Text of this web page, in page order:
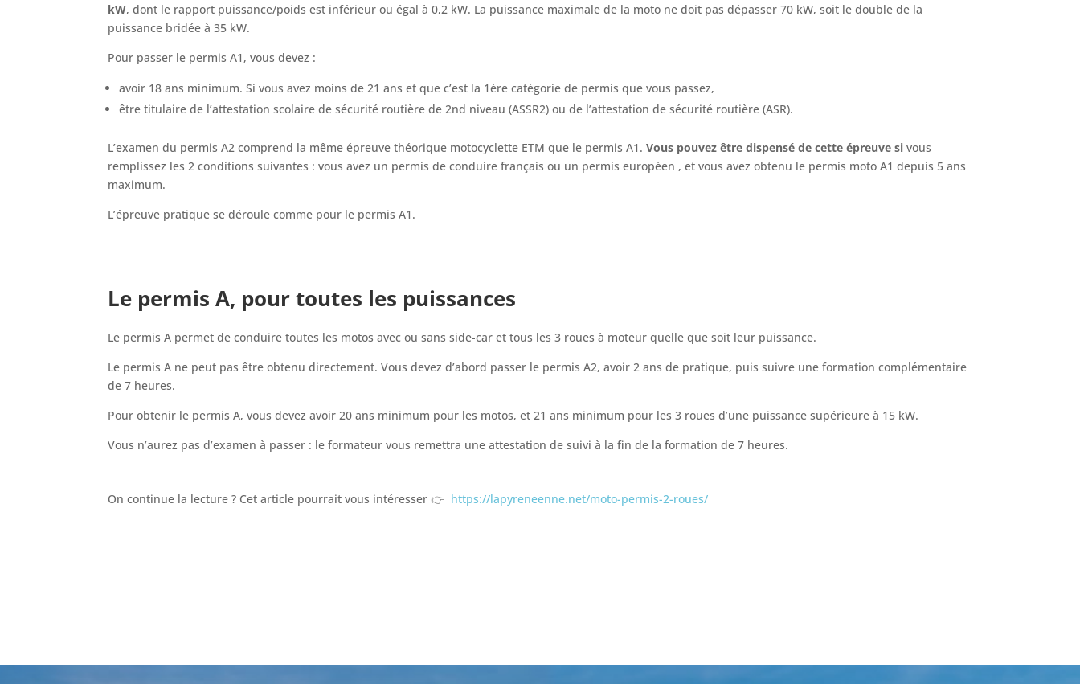
kW, dont le rapport puissance/poids est inférieur ou égal à 0,2 kW. La puissance maximale de la moto ne doit pas dépasser 70 kW, soit le double de la
puissance bridée à 35 kW.
Pour passer le permis A1, vous devez :
avoir 18 ans minimum. Si vous avez moins de 21 ans et que c’est la 1ère catégorie de permis que vous passez,
être titulaire de l’attestation scolaire de sécurité routière de 2nd niveau (ASSR2) ou de l’attestation de sécurité routière (ASR).
L’examen du permis A2 comprend la même épreuve théorique motocyclette ETM que le permis A1.Vous pouvez être dispensé de cette épreuve si vous
remplissez les 2 conditions suivantes : vous avez un permis de conduire français ou un permis européen , et vous avez obtenu le permis moto A1 depuis 5 ans
maximum.
L’épreuve pratique se déroule comme pour le permis A1.
Le permis A, pour toutes les puissances
Le permis A permet de conduire toutes les motos avec ou sans side-car et tous les 3 roues à moteur quelle que soit leur puissance.
Le permis A ne peut pas être obtenu directement. Vous devez d’abord passer le permis A2, avoir 2 ans de pratique, puis suivre une formation complémentaire
de 7 heures.
Pour obtenir le permis A, vous devez avoir 20 ans minimum pour les motos, et 21 ans minimum pour les 3 roues d’une puissance supérieure à 15 kW.
Vous n’aurez pas d’examen à passer : le formateur vous remettra une attestation de suivi à la fin de la formation de 7 heures.
On continue la lecture ? Cet article pourrait vous intéresser 👉 https://lapyreneenne.net/moto-permis-2-roues/